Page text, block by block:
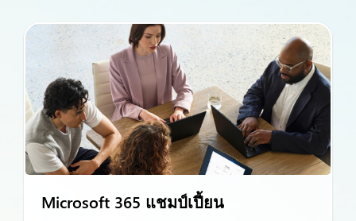
Microsoft 365 แชมป์เปี้ยน